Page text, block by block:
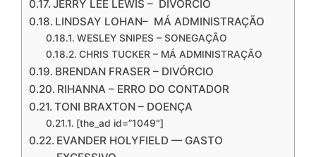
JERRY LEE LEWIS – DIVÓRCIO
LINDSAY LOHAN– MÁ ADMINISTRAÇÃO
WESLEY SNIPES – SONEGAÇÃO
CHRIS TUCKER – MÁ ADMINISTRAÇÃO
BRENDAN FRASER – DIVÓRCIO
RIHANNA – ERRO DO CONTADOR
TONI BRAXTON – DOENÇA
[the_ad id=”1049″]
EVANDER HOLYFIELD — GASTO